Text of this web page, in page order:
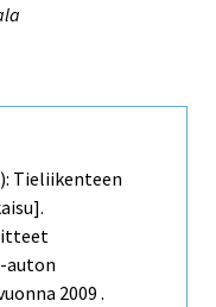
Tieliikenteen
auton
2009 .